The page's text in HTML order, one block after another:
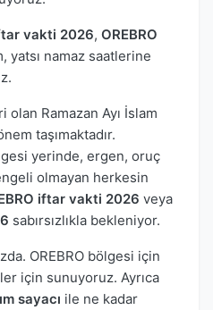
vakti 2026, OREBRO
yatsı namaz saatlerine
olan Ramazan Ayı İslam
taşımaktadır.
yerinde, ergen, oruç
olmayan herkesin
iftar vakti 2026 veya
sabırsızlıkla bekleniyor.
OREBRO bölgesi için
için sunuyoruz. Ayrıca
sayacı ile ne kadar